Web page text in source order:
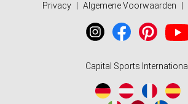
Privacy Algemene Voorwaarden
Capital Sports International